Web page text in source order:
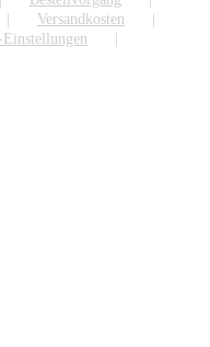
Versandkosten